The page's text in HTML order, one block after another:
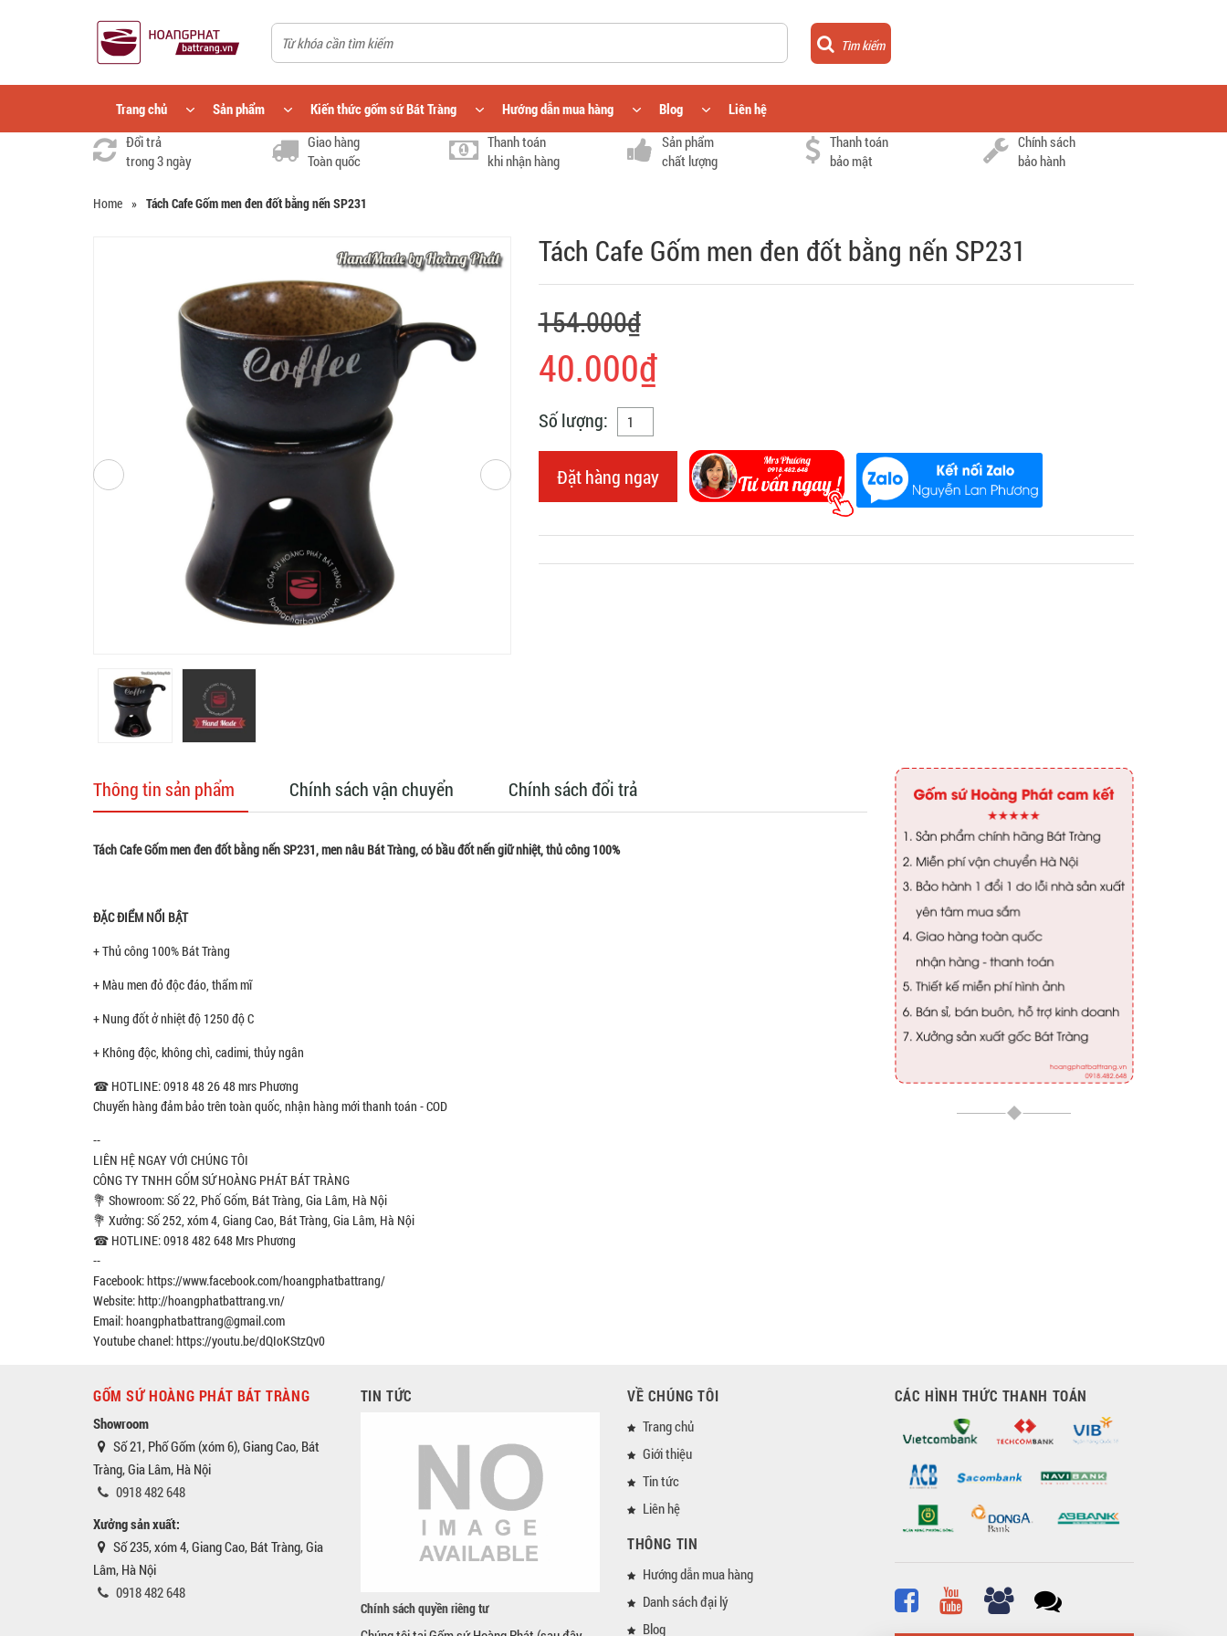
Tìm kiếm
Trang chủ Sản phẩm Kiến thức gốm sứ Bát Tràng Hướng dẫn mua hàng Blog
Liên hệ
Đổi trả
trong 3 ngày
Giao hàng
Toàn quốc
Thanh toán
khi nhận hàng
Sản phẩm
chất lượng
Thanh toán
bảo mật
Chính sách
bảo hành
Home » Tách Cafe Gốm men đen đốt bằng nến SP231
Tách Cafe Gốm men đen đốt bằng nến SP231
154.000₫
40.000₫
Số lượng:
Đặt hàng ngay
Thông tin sản phẩm Chính sách vận chuyển Chính sách đổi trả
Tách Cafe Gốm men đen đốt bằng nến SP231, men nâu Bát Tràng, có bầu đốt nến giữ nhiệt, thủ công 100%
ĐẶC ĐIỂM NỔI BẬT
+ Thủ công 100% Bát Tràng
+ Màu men đỏ độc đáo, thẩm mĩ
+ Nung đốt ở nhiệt độ 1250 độ C
+ Không độc, không chì, cadimi, thủy ngân
☎ HOTLINE: 0918 48 26 48 mrs Phương
Chuyển hàng đảm bảo trên toàn quốc, nhận hàng mới thanh toán - COD
--
LIÊN HỆ NGAY VỚI CHÚNG TÔI
CÔNG TY TNHH GỐM SỨ HOÀNG PHÁT BÁT TRÀNG
💐 Showroom: Số 22, Phố Gốm, Bát Tràng, Gia Lâm, Hà Nội
💐 Xưởng: Số 252, xóm 4, Giang Cao, Bát Tràng, Gia Lâm, Hà Nội
☎ HOTLINE: 0918 482 648 Mrs Phương
--
Facebook: https://www.facebook.com/hoangphatbattrang/
Website: http://hoangphatbattrang.vn/
Email: hoangphatbattrang@gmail.com
Youtube chanel: https://youtu.be/dQIoKStzQv0
GỐM SỨ HOÀNG PHÁT BÁT TRÀNG
Showroom
Số 21, Phố Gốm (xóm 6), Giang Cao, Bát
Tràng, Gia Lâm, Hà Nội
0918 482 648
Xưởng sản xuất:
Số 235, xóm 4, Giang Cao, Bát Tràng, Gia
Lâm, Hà Nội
0918 482 648
TIN TỨC
Chính sách quyền riêng tư
VỀ CHÚNG TÔI
Trang chủ
Giới thiệu
Tin tức
Liên hệ
THÔNG TIN
Hướng dẫn mua hàng
Danh sách đại lý
Blog
CÁC HÌNH THỨC THANH TOÁN